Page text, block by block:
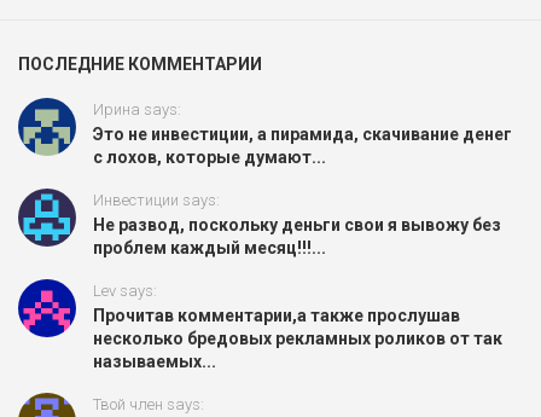
ПОСЛЕДНИЕ КОММЕНТАРИИ
Ирина says:
Это не инвестиции, а пирамида, скачивание денег
с лохов, которые думают...
Инвестиции says:
Не развод, поскольку деньги свои я вывожу без
проблем каждый месяц!!!...
Lev says:
Прочитав комментарии,а также прослушав
несколько бредовых рекламных роликов от так
называемых...
Твой член says: